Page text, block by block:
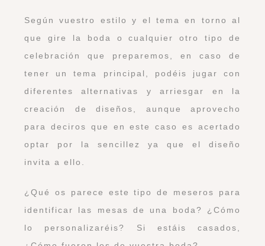
Según vuestro estilo y el tema en torno al
que gire la boda o cualquier otro tipo de
celebración que preparemos, en caso de
tener un tema principal, podéis jugar con
diferentes alternativas y arriesgar en la
creación de diseños, aunque aprovecho
para deciros que en este caso es acertado
optar por la sencillez ya que el diseño
invita a ello.
¿Qué os parece este tipo de meseros para
identificar las mesas de una boda? ¿Cómo
lo personalizaréis? Si estáis casados,